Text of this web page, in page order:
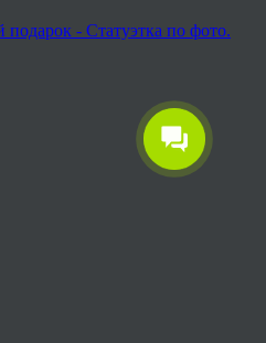
- Статуэтка по фото.